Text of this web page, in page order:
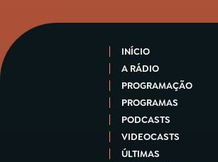
INÍCIO
A RÁDIO
PROGRAMAÇÃO
PROGRAMAS
PODCASTS
VIDEOCASTS
ÚLTIMAS